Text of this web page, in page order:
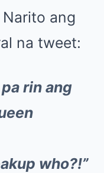
ang
na tweet:
rin ang
who?!”